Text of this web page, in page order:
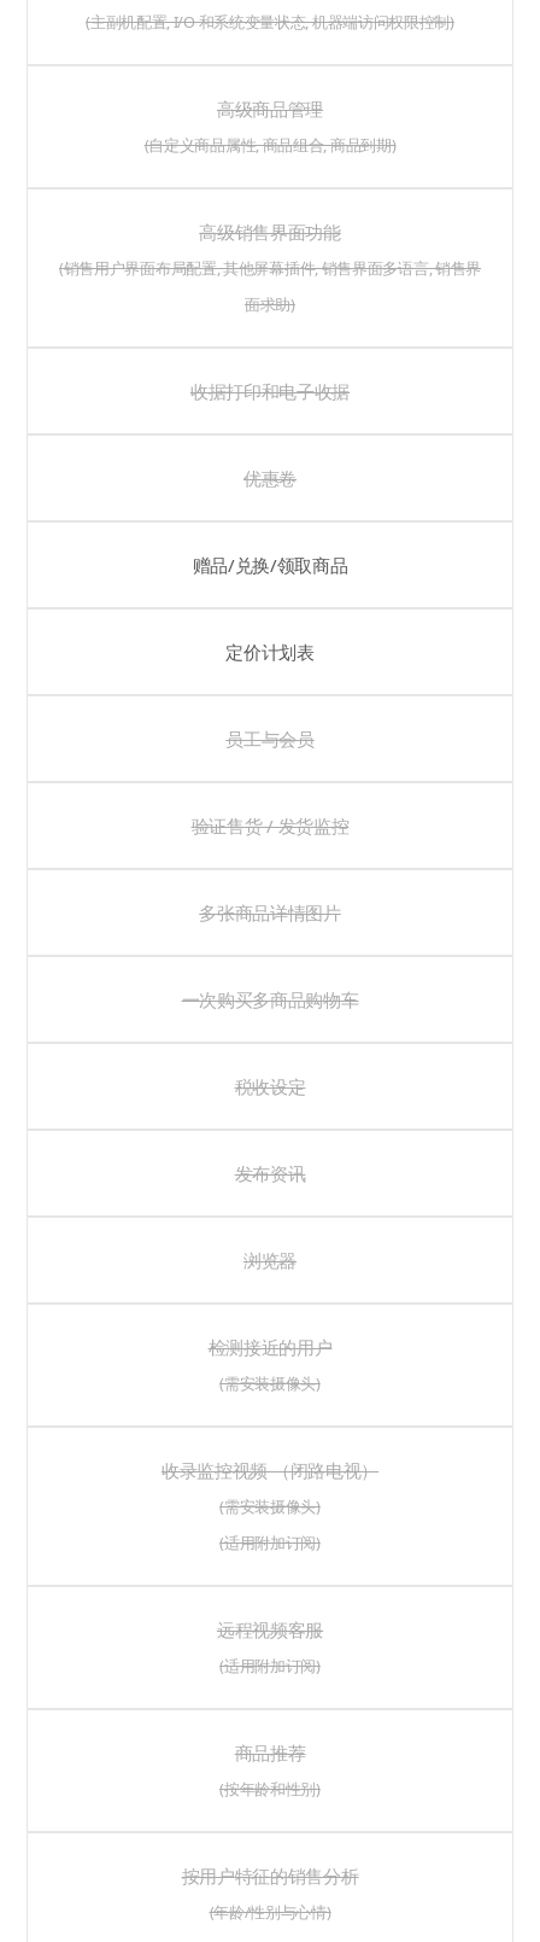
(主副机配置, I/O 和系统变量状态, 机器端访问权限控制)
高级商品管理
(自定义商品属性, 商品组合, 商品到期)
高级销售界面功能
(销售用户界面布局配置, 其他屏幕插件, 销售界面多语言, 销售界
面求助)
收据打印和电子收据
优惠卷
赠品/兑换/领取商品
定价计划表
员工与会员
验证售货 / 发货监控
多张商品详情图片
一次购买多商品购物车
税收设定
发布资讯
浏览器
检测接近的用户
(需安装摄像头)
收录监控视频 （闭路电视）
(需安装摄像头)
(适用附加订阅)
远程视频客服
(适用附加订阅)
商品推荐
(按年龄和性别)
按用户特征的销售分析
(年龄/性别与心情)